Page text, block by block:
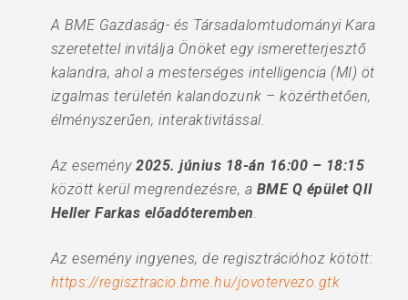
A BME Gazdaság- és Társadalomtudományi Kara
szeretettel invitálja Önöket egy ismeretterjesztő
kalandra, ahol a mesterséges intelligencia (MI) öt
izgalmas területén kalandozunk – közérthetően,
élményszerűen, interaktivitással.
Az esemény2025. június 18-án 16:00 – 18:15
között kerül megrendezésre, a BME Q épület QII
Heller Farkas előadóteremben.
Az esemény ingyenes, de regisztrációhoz kötött:
https://regisztracio.bme.hu/jovotervezo.gtk